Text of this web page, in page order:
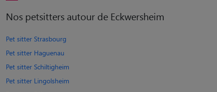
Nos petsitters autour de Eckwersheim
Pet sitter Strasbourg
Pet sitter Haguenau
Pet sitter Schiltigheim
Pet sitter Lingolsheim